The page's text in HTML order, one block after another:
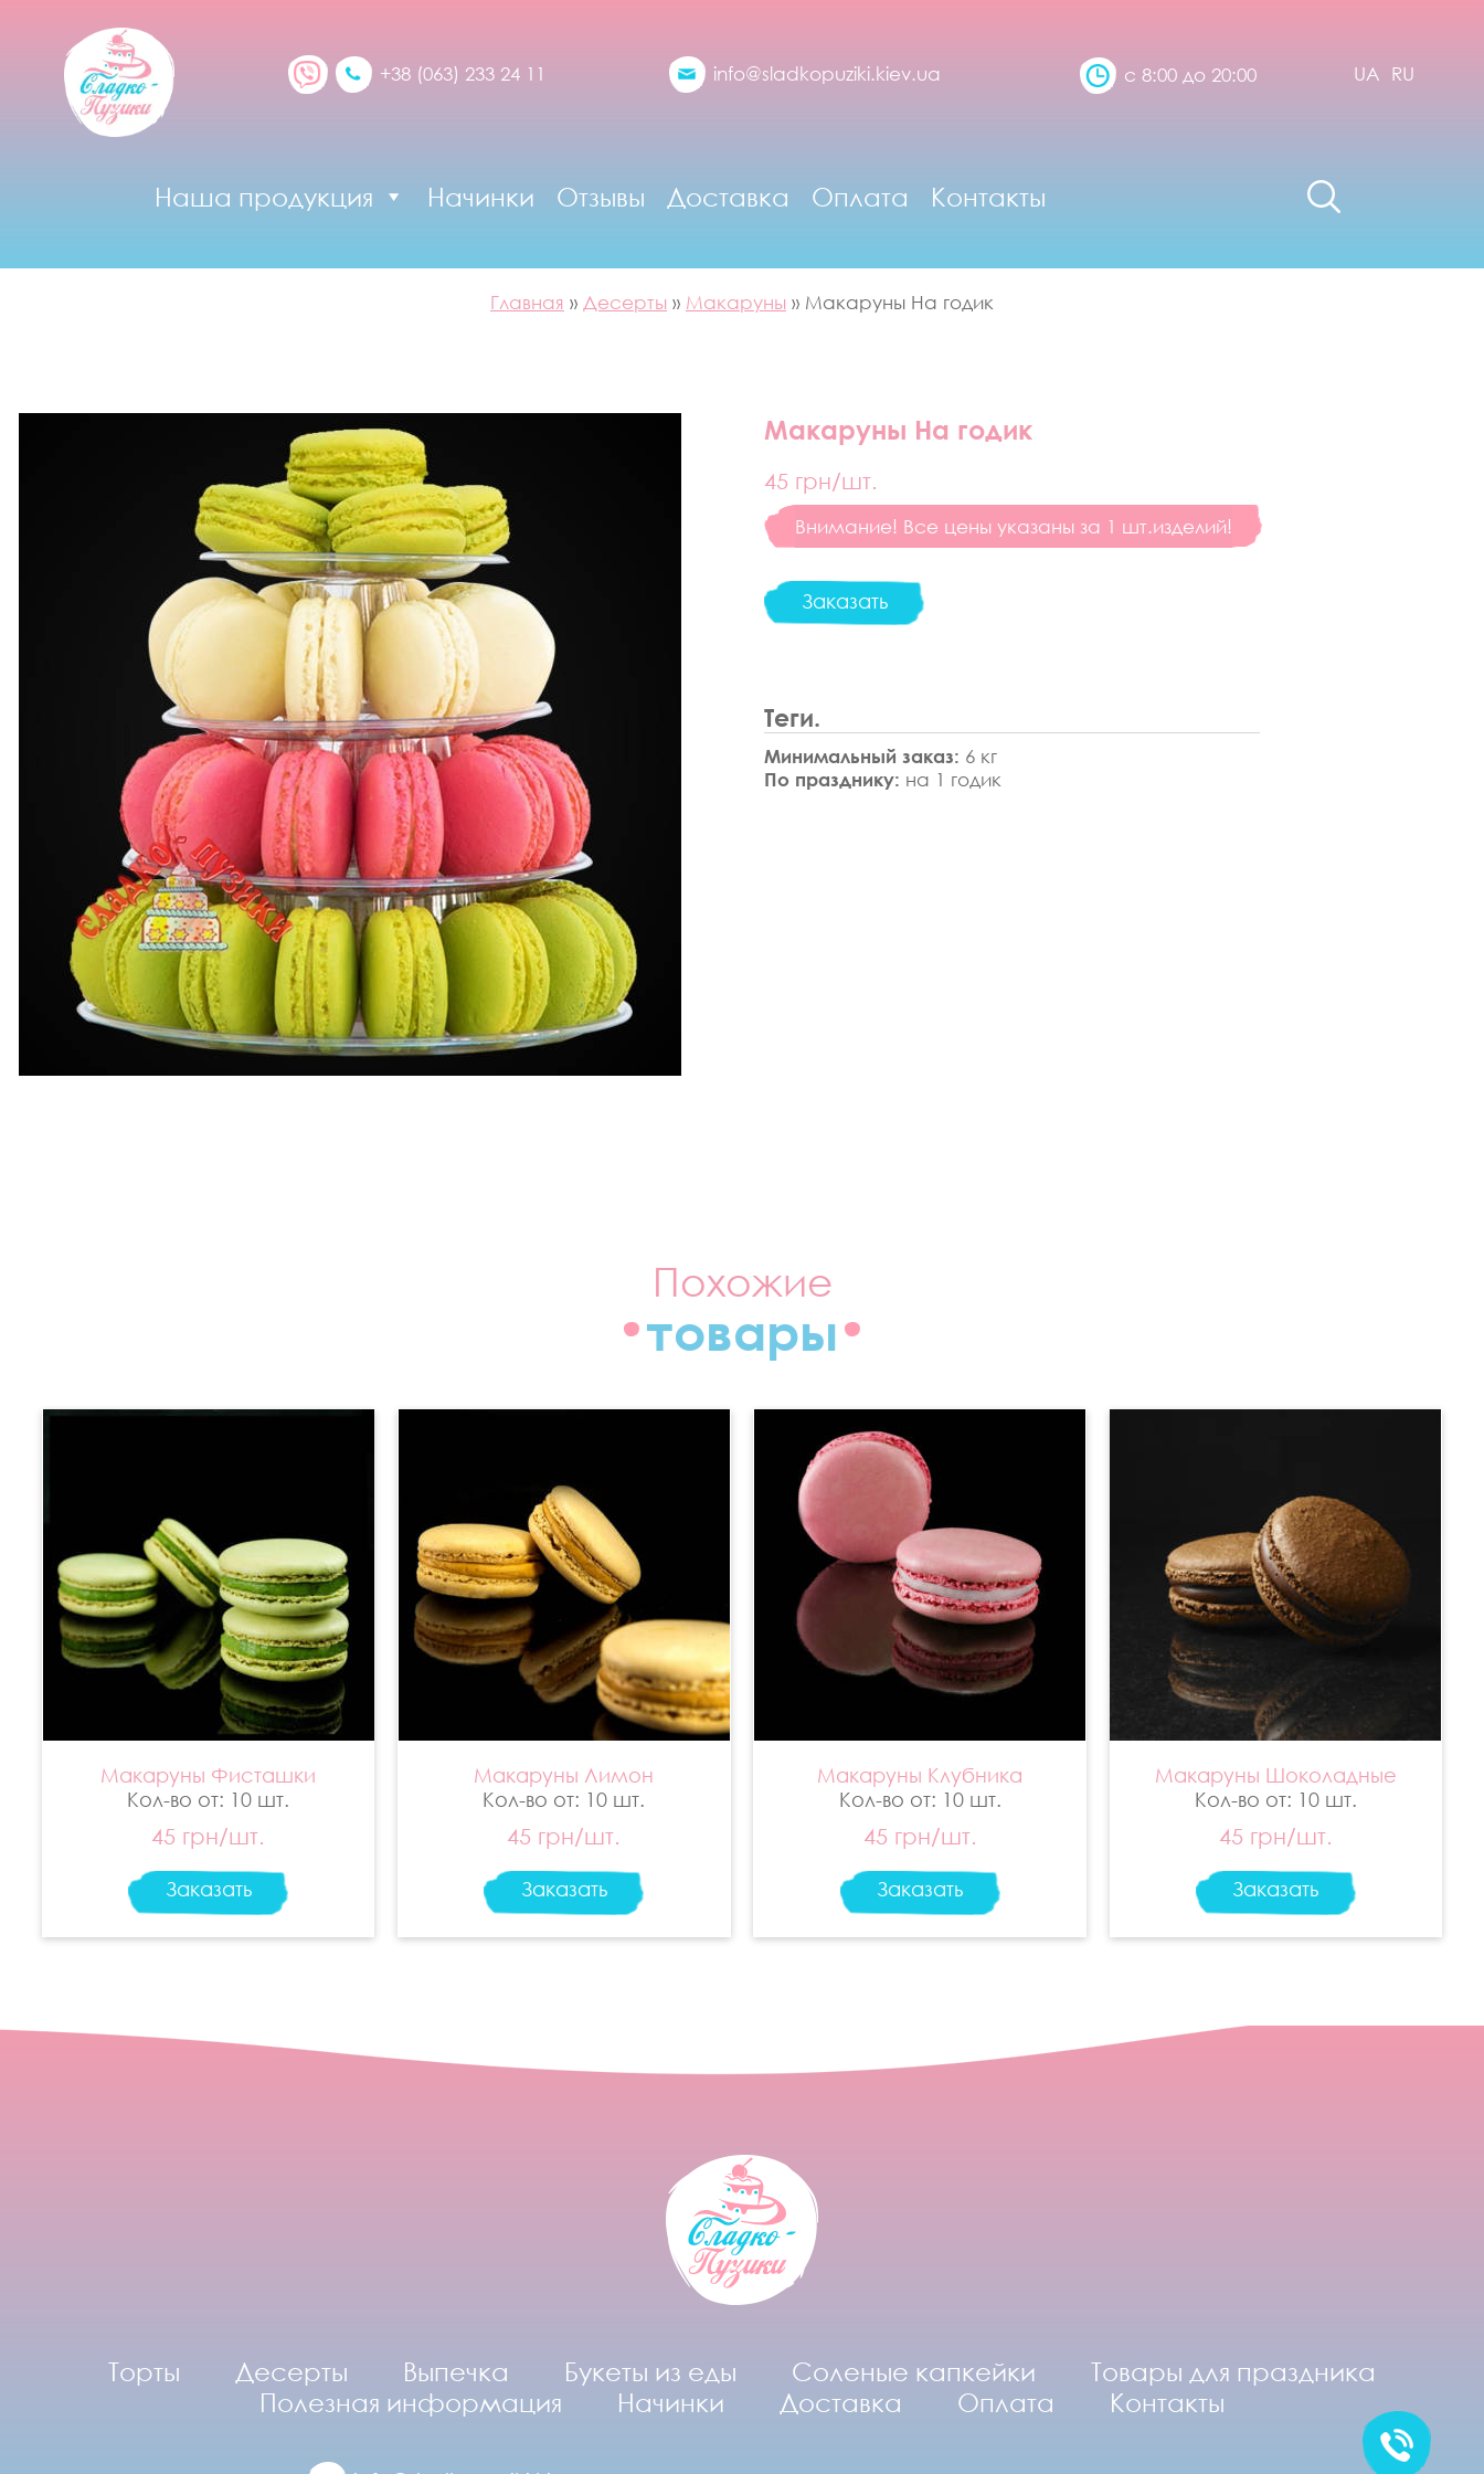
+38 (063) 233 24 11 info@sladkopuziki.kiev.ua с 8:00 до 20:00 UA RU
Наша продукция Начинки Отзывы Доставка Оплата Контакты
Главная » Десерты » Макаруны » Макаруны На годик
Макаруны На годик
45 грн/шт.
Внимание! Все цены указаны за 1 шт.изделий!
Заказать
Теги.
Минимальный заказ: 6 кг
По празднику: на 1 годик
Похожие
товары
Макаруны Фисташки
Кол-во от: 10 шт.
45 грн/шт.
Заказать
Макаруны Лимон
Кол-во от: 10 шт.
45 грн/шт.
Заказать
Макаруны Клубника
Кол-во от: 10 шт.
45 грн/шт.
Заказать
Макаруны Шоколадные
Кол-во от: 10 шт.
45 грн/шт.
Заказать
Торты Десерты Выпечка Букеты из еды Соленые капкейки
Товары для праздника
Полезная информация
Начинки Доставка Оплата Контакты